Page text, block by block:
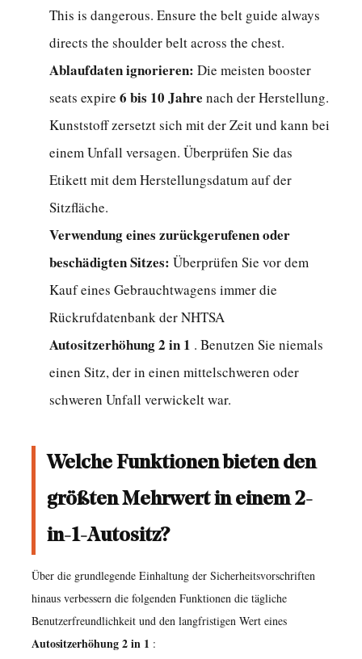
Kindersitz?
This is dangerous. Ensure the belt guide always
directs the shoulder belt across the chest.
Ablaufdaten ignorieren: Die meisten booster
seats expire 6 bis 10 Jahre nach der Herstellung.
Kunststoff zersetzt sich mit der Zeit und kann bei
einem Unfall versagen. Überprüfen Sie das
Etikett mit dem Herstellungsdatum auf der
Sitzfläche.
Verwendung eines zurückgerufenen oder
beschädigten Sitzes: Überprüfen Sie vor dem
Kauf eines Gebrauchtwagens immer die
Rückrufdatenbank der NHTSA
Autositzerhöhung 2 in 1 . Benutzen Sie niemals
einen Sitz, der in einen mittelschweren oder
schweren Unfall verwickelt war.
Welche Funktionen bieten den
größten Mehrwert in einem 2-
in-1-Autositz?
Über die grundlegende Einhaltung der Sicherheitsvorschriften
hinaus verbessern die folgenden Funktionen die tägliche
Benutzerfreundlichkeit und den langfristigen Wert eines
Autositzerhöhung 2 in 1 :